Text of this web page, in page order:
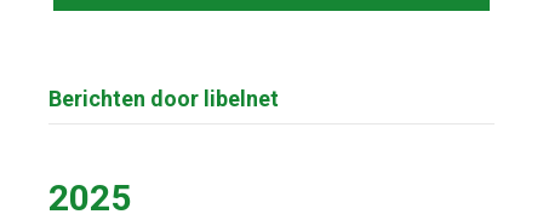
Berichten door libelnet
2025